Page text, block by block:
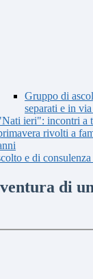
Gruppo di
separati e in
ieri": incontri a
rivolti a
e di
di